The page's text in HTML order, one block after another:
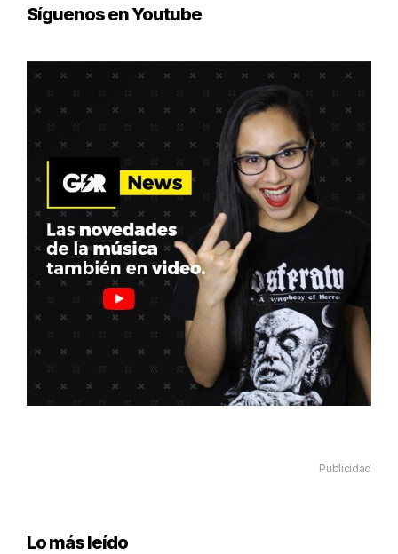
Síguenos en Youtube
Publicidad
Lo más leído